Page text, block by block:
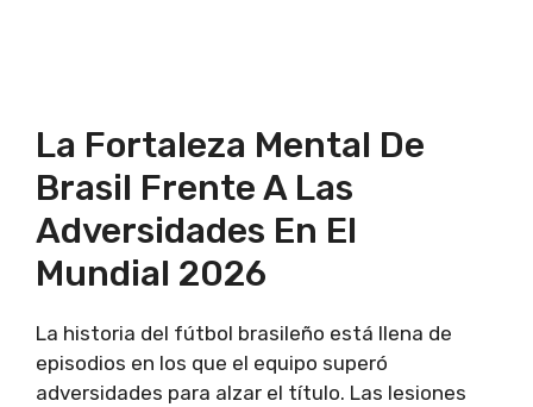
La Fortaleza Mental De
Brasil Frente A Las
Adversidades En El
Mundial 2026
La historia del fútbol brasileño está llena de
episodios en los que el equipo superó
adversidades para alzar el título. Las lesiones